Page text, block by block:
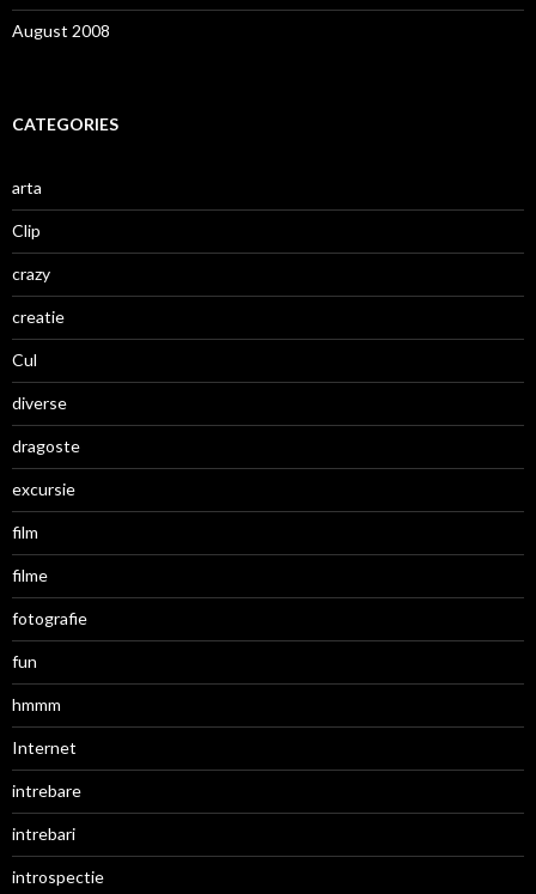
August 2008
CATEGORIES
arta
Clip
crazy
creatie
Cul
diverse
dragoste
excursie
film
filme
fotografie
fun
hmmm
Internet
intrebare
intrebari
introspectie